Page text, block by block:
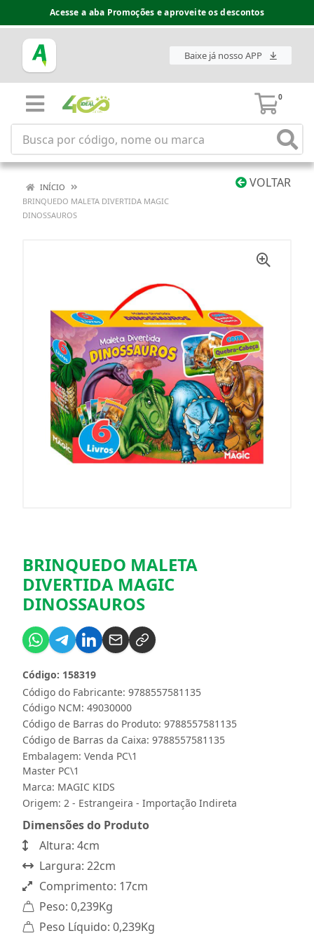
Acesse a aba Promoções e aproveite os descontos
Baixe já nosso APP
0
VOLTAR
INÍCIO
BRINQUEDO MALETA DIVERTIDA MAGIC
DINOSSAUROS
BRINQUEDO MALETA
DIVERTIDA MAGIC
DINOSSAUROS
Código do Fabricante: 9788557581135
Código: 158319
Código NCM: 49030000
Código de Barras do Produto: 9788557581135
Código de Barras da Caixa: 9788557581135
Embalagem: Venda PC\1
Master PC\1
Marca: MAGIC KIDS
Origem: 2 - Estrangeira - Importação Indireta
Dimensões do Produto
Altura: 4cm
Largura: 22cm
Comprimento: 17cm
Peso: 0,239Kg
Peso Líquido: 0,239Kg